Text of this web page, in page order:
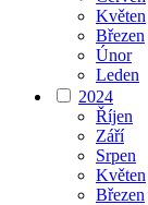
Květen
Březen
Únor
Leden
2024
Říjen
Září
Srpen
Květen
Březen